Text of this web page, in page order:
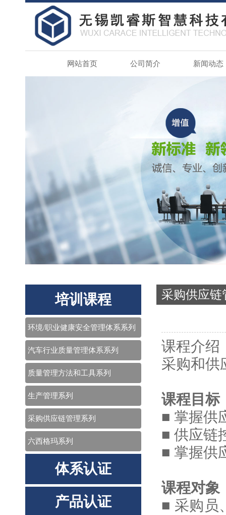
网站首页 公司简介 新闻动态
培训课程
环境/职业健康安全管理体系系列
汽车行业质量管理体系系列
质量管理方法和工具系列
生产管理系列
采购供应链管理系列
六西格玛系列
体系认证
产品认证
采购供应链
课程介绍
采购和供
课程目标
■ 掌握供
■ 供应链
■ 掌握供
课程对象
■ 采购员